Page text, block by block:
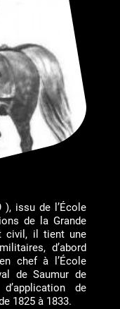
), issu de l’École
de la Grande
civil, il tient une
d’abord
chef à l’École
de Saumur de
de
1825 à 1833.